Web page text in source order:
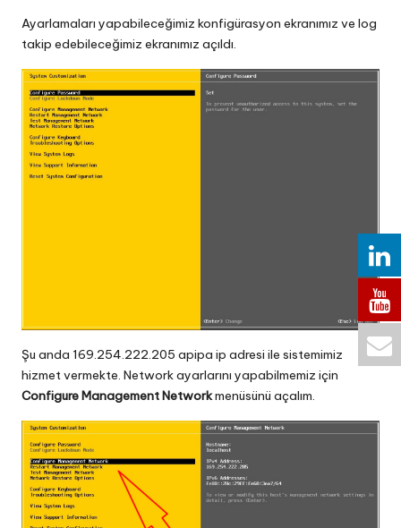
Ayarlamaları yapabileceğimiz konfigürasyon ekranımız ve log
takip edebileceğimiz ekranımız açıldı.
Şu anda 169.254.222.205 apipa ip adresi ile sistemimiz
hizmet vermekte. Network ayarlarını yapabilmemiz için
Configure Management Networkmenüsünü açalım.